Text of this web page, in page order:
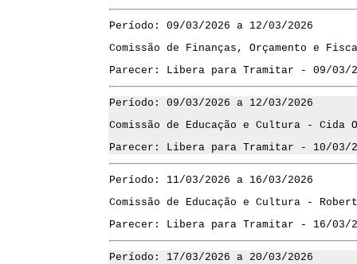
Período: 09/03/2026 a 12/03/2026
Comissão de Finanças, Orçamento e
Parecer: Libera para Tramitar - 09/03/
Período: 09/03/2026 a 12/03/2026
Comissão de Educação e Cultura - Cida
Parecer: Libera para Tramitar - 10/03/
Período: 11/03/2026 a 16/03/2026
Comissão de Educação e Cultura -
Parecer: Libera para Tramitar - 16/03/
Período: 17/03/2026 a 20/03/2026